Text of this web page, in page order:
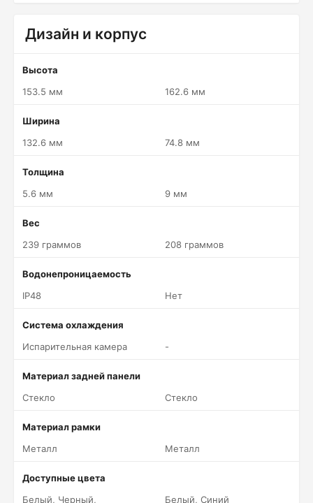
Дизайн и корпус
Высота
153.5 мм
162.6 мм
Ширина
132.6 мм
74.8 мм
Толщина
5.6 мм
9 мм
Вес
239 граммов
208 граммов
Водонепроницаемость
IP48
Нет
Система охлаждения
Испарительная камера
-
Материал задней панели
Стекло
Стекло
Материал рамки
Металл
Металл
Доступные цвета
Белый, Черный,
Белый, Синий